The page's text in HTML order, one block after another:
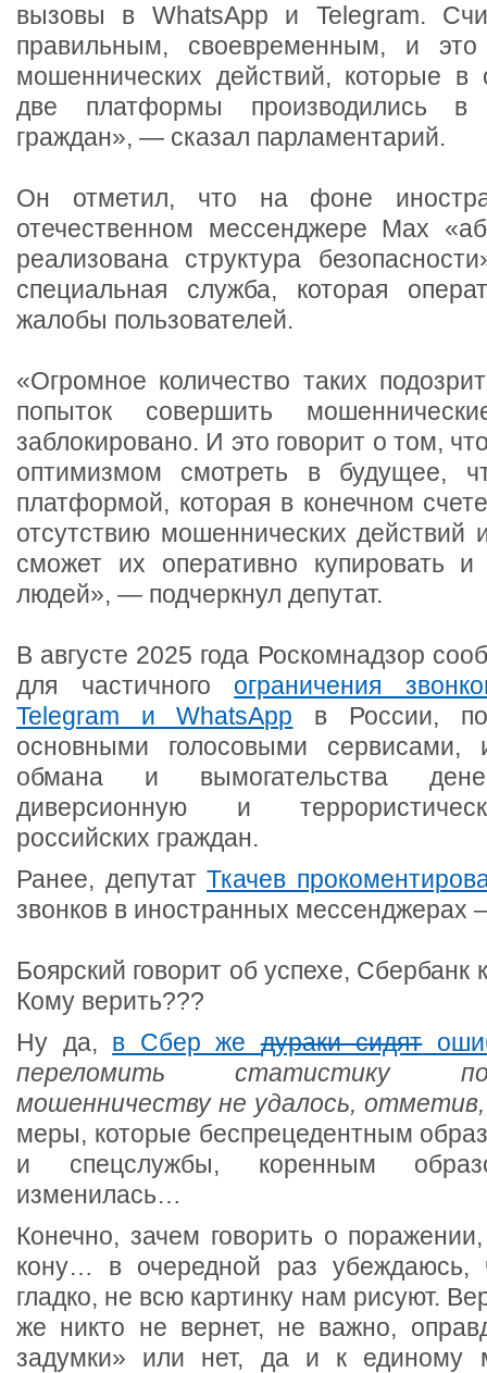
вызовы в WhatsApp и Telegram.
правильным, своевременным, и
мошеннических действий, которые в
две платформы производились
граждан», — сказал парламентарий.
Он отметил, что на фоне
отечественном мессенджере Max
реализована структура
специальная служба, которая
жалобы пользователей.
«Огромное количество таких
попыток совершить
заблокировано. И это говорит о том,
оптимизмом смотреть в будущее,
платформой, которая в конечном
отсутствию мошеннических действий
сможет их оперативно купировать
людей», — подчеркнул депутат.
В августе 2025 года Роскомнадзор
для частичного ограничения
Telegram и WhatsApp в России,
основными голосовыми сервисами,
обмана и вымогательства
диверсионную и
российских граждан.
Ранее, депутат Ткачев
звонков в иностранных
Боярский говорит об успехе, Сбербанк
Кому верить???
Ну да, в Сбер жедураки сидят
переломить статистику
мошенничеству не удалось,
меры, которые беспрецедентным
и спецслужбы, коренным
изменилась…
Конечно, зачем говорить о
кону… в очередной раз убеждаюсь,
гладко, не всю картинку нам рисуют.
же никто не вернет, не важно,
задумки» или нет, да и к единому